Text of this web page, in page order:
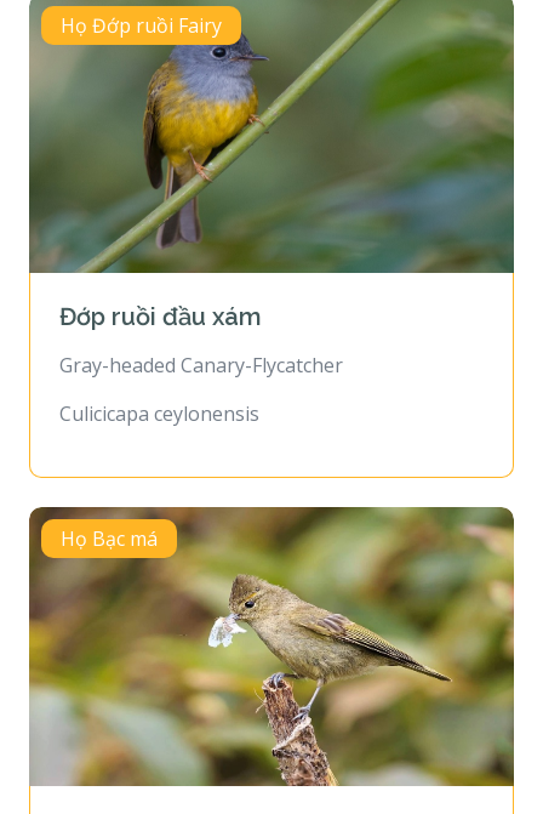
Họ Đớp ruồi Fairy
Đớp ruồi đầu xám
Gray-headed Canary-Flycatcher
Culicicapa ceylonensis
Họ Bạc má